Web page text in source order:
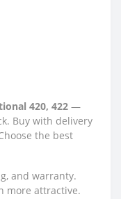
420, 422 —
Buy with delivery
the best
and warranty.
more attractive.